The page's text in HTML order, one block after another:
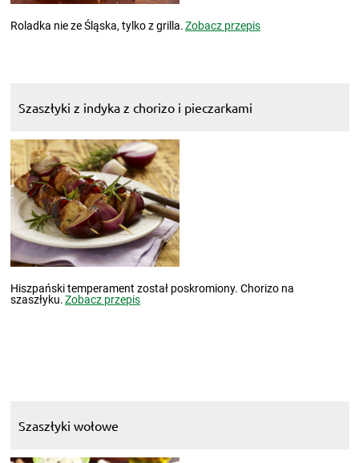
Roladka nie ze Śląska, tylko z grilla.Zobacz przepis
Szaszłyki z indyka z chorizo i pieczarkami
Hiszpański temperament został poskromiony. Chorizo na
szaszłyku.Zobacz przepis
Szaszłyki wołowe